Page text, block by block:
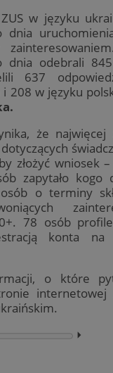
w języku
dnia
dnia odebrali
637
208 w języku
że najwięcej
złożyć wniosek
zapytało kogo
o terminy
78 osób
konta na
o które
internetowej
⏵︎